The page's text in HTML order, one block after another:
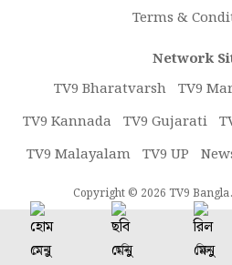
Terms &
Network
TV9 Bharatvarsh TV9
TV9 Kannada TV9 Gujarati
TV9 Malayalam TV9 UP
Copyright © 2026 TV9
মেনু ছবি রিল